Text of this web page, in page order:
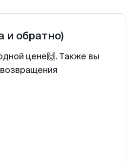
и обратно)
цене🙌. Также вы